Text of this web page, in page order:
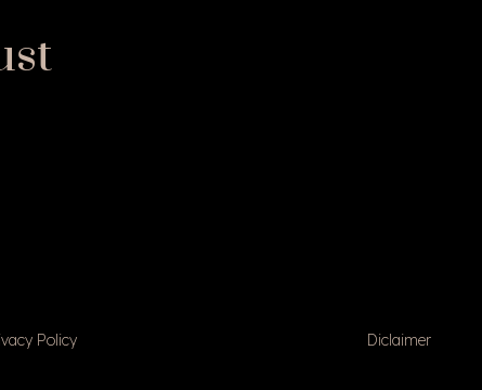
Policy Diclaimer